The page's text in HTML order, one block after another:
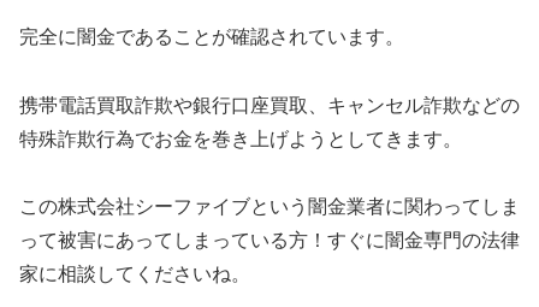
完全に闇金であることが確認されています。
携帯電話買取詐欺や銀行口座買取、キャンセル詐欺などの
特殊詐欺行為でお金を巻き上げようとしてきます。
この株式会社シーファイブという闇金業者に関わってしま
って被害にあってしまっている方！すぐに闇金専門の法律
家に相談してくださいね。